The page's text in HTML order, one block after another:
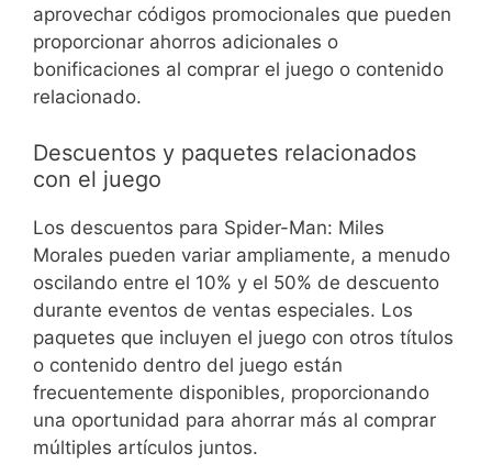
aprovechar códigos promocionales que pueden
proporcionar ahorros adicionales o
bonificaciones al comprar el juego o contenido
relacionado.
Descuentos y paquetes relacionados
con el juego
Los descuentos para Spider-Man: Miles
Morales pueden variar ampliamente, a menudo
oscilando entre el 10% y el 50% de descuento
durante eventos de ventas especiales. Los
paquetes que incluyen el juego con otros títulos
o contenido dentro del juego están
frecuentemente disponibles, proporcionando
una oportunidad para ahorrar más al comprar
múltiples artículos juntos.